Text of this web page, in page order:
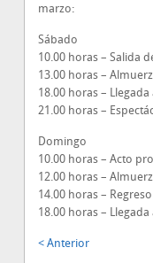
marzo:
Sábado
10.00 horas – Salida
13.00 horas –
18.00 horas –
21.00 horas –
Domingo
10.00 horas – Acto
12.00 horas –
14.00 horas – Regreso
18.00 horas – Llegada
< Anterior